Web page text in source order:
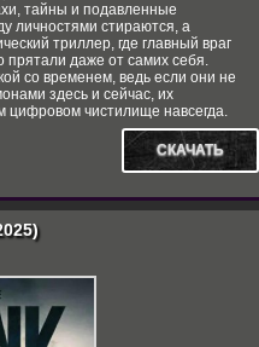
тайны и подавленные
личностями стираются, а
триллер, где главный враг
даже от самих себя.
со временем, ведь если они не
здесь и сейчас, их
цифровом чистилище навсегда.
СКАЧАТЬ